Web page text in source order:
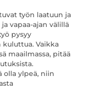
työn laatuun ja
vapaa-ajan välillä
pysyy
Vaikka
maailmassa, pitää
olla ylpeä, niin